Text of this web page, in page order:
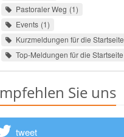
Pastoraler Weg 1
Events 1
Kurzmeldungen für die Startseite
Top-Meldungen für die Startseite
Sie uns
tweet